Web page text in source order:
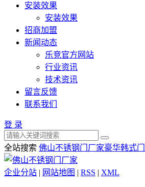
安装效果
安装效果
招商加盟
新闻动态
乐竞官方网站
行业资讯
技术资讯
留言反馈
联系我们
登 录
全站搜索 佛山不锈钢门厂家豪华韩式门
企业分站 | 网站地图 | RSS | XML